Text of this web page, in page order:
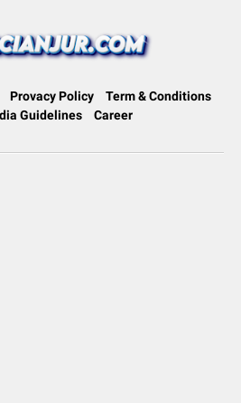
Provacy Policy
Term & Conditions
Guidelines
Career